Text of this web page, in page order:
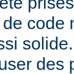
code
des